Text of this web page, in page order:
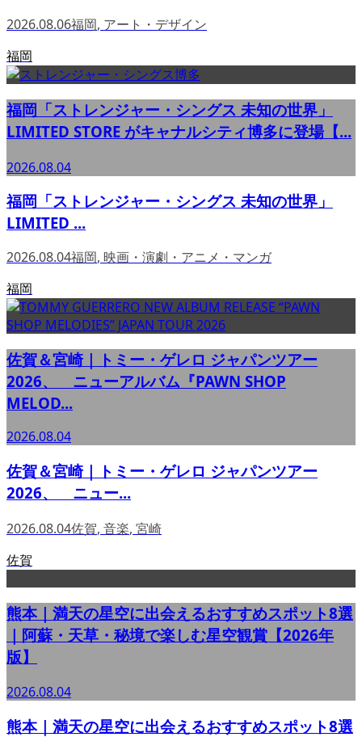
2026.08.06福岡, アート・デザイン
福岡
福岡「ストレンジャー・シングス 未知の世界」
LIMITED STORE がキャナルシティ博多に登場【...
2026.08.04
福岡「ストレンジャー・シングス 未知の世界」
LIMITED ...
2026.08.04福岡, 映画・演劇・アニメ・マンガ
福岡
佐賀＆宮崎｜トミー・ゲレロ ジャパンツアー
2026、 ニューアルバム『PAWN SHOP
MELOD...
2026.08.04
佐賀＆宮崎｜トミー・ゲレロ ジャパンツアー
2026、 ニュー...
2026.08.04佐賀, 音楽, 宮崎
佐賀
熊本｜満天の星空に出会えるおすすめスポット8選
｜阿蘇・天草・秘境で楽しむ星空観賞【2026年
版】
2026.08.04
熊本｜満天の星空に出会えるおすすめスポット8選